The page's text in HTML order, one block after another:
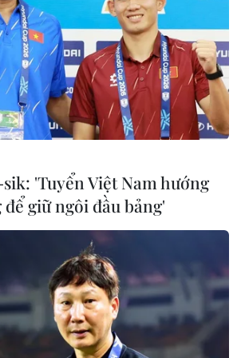
gây đổ nhà cửa, lún nứt đường giao
ngày một nhiều trên địa bàn
Nội), gây lo ngại cho người dân và
'Tuyển Việt Nam hướng
giữ ngôi đầu bảng'